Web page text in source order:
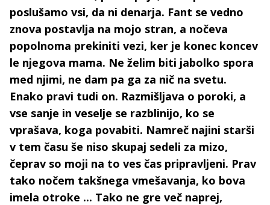
poslušamo vsi, da ni denarja. Fant se vedno
znova postavlja na mojo stran, a nočeva
popolnoma prekiniti vezi, ker je konec koncev
le njegova mama. Ne želim biti jabolko spora
med njimi, ne dam pa ga za nič na svetu.
Enako pravi tudi on. Razmišljava o poroki, a
vse sanje in veselje se razblinijo, ko se
vprašava, koga povabiti. Namreč najini starši
v tem času še niso skupaj sedeli za mizo,
čeprav so moji na to ves čas pripravljeni. Prav
tako nočem takšnega vmešavanja, ko bova
imela otroke ... Tako ne gre več naprej,